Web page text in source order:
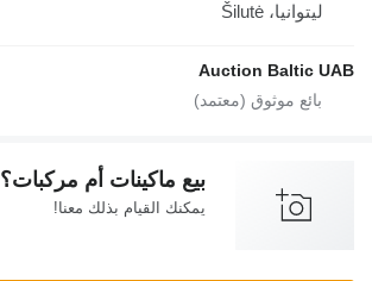
ليتوانيا، Šilutė
Auction Baltic UAB
بيع ماكينات أم مركبات؟
يمكنك القيام بذلك معنا!